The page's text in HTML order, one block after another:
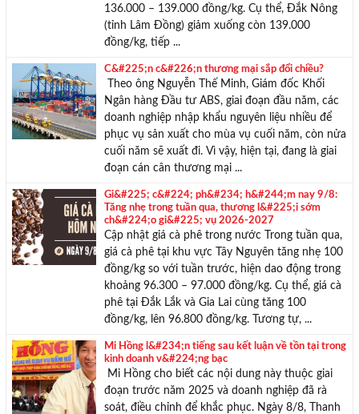
TƯ VẤN MIỄN PHÍ
Với hơn 1000 căn nhà và 50 sales thân thiện, nhiệt tình,
chúng tôi sẽ giúp bạn tìm được BĐS ưng ý!
136.000 – 139.000 đồng/kg. Cụ thể, Đắk Nông
(tỉnh Lâm Đồng) giảm xuống còn 139.000
đồng/kg, tiếp ...
C&#225;n c&#226;n thương mại sắp đổi chiều?
Theo ông Nguyễn Thế Minh, Giám đốc Khối
Ngân hàng Đầu tư ABS, giai đoạn đầu năm, các
doanh nghiệp nhập khẩu nguyên liệu nhiều để
phục vụ sản xuất cho mùa vụ cuối năm, còn nửa
cuối năm sẽ xuất đi. Vì vậy, hiện tại, đang là giai
đoạn cán cân thương mại ...
Gi&#225; c&#224; ph&#234; h&#244;m nay 9/8:
Tăng nhẹ trong tuần qua, thương l&#225;i sớm
ch&#224;o gi&#225; vụ 2026-2027
Cập nhật giá cà phê trong nước Trong tuần qua,
giá cà phê tại khu vực Tây Nguyên tăng nhẹ 100
đồng/kg so với tuần trước, hiện dao động trong
khoảng 96.300 – 97.000 đồng/kg. Cụ thể, giá cà
phê tại Đắk Lắk và Gia Lai cùng tăng 100
đồng/kg, lên 96.800 đồng/kg. Tương tự, ...
Mi Hồng l&#234;n tiếng sau kết luận về tồn tại trong
kinh doanh v&#224;ng bạc
Mi Hồng cho biết các nội dung này thuộc giai
đoạn trước năm 2025 và doanh nghiệp đã rà
soát, điều chỉnh để khắc phục. Ngày 8/8, Thanh